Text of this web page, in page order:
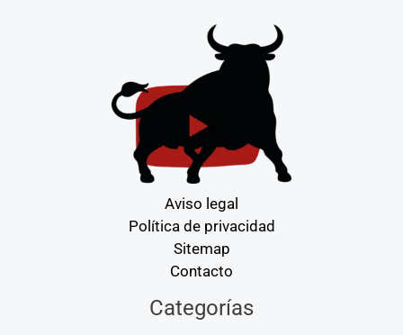
Aviso legal
Política de privacidad
Sitemap
Contacto
Categorías